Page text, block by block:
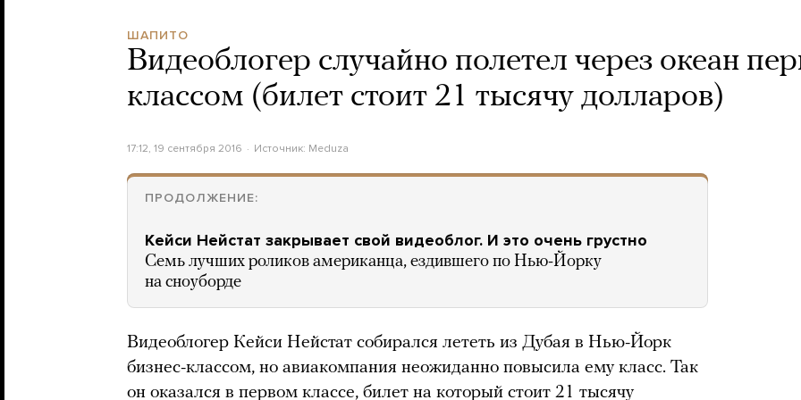
ШАПИТО
Видеоблогер случайно полетел через океан
классом (билет стоит 21 тысячу долларов)
17:12, 19 сентября 2016 Источник: Meduza
ПРОДОЛЖЕНИЕ:
Кейси Нейстат закрывает свой видеоблог. И это очень грустно
Семь лучших роликов американца, ездившего по Нью-Йорку
на сноуборде
Видеоблогер Кейси Нейстат собирался лететь из Дубая в Нью-Йорк
бизнес-классом, но авиакомпания неожиданно повысила ему класс. Так
он оказался в первом классе, билет на который стоит 21 тысячу